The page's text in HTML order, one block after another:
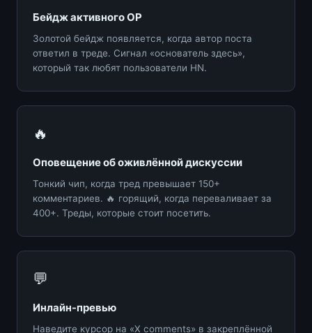
Бейдж активного OP
Золотой бейдж появляется, когда автор поста
ответил в треде. Сигнал «основатель здесь»,
который так любят пользователи HN.
🔥
Оповещение об оживлённой дискуссии
Тонкий чип, когда тред превышает 150+
комментариев. 🔥 горящий, когда переваливает за
400+. Треды, которые стоит посетить.
💬
Инлайн-превью
Наведите курсор на «X comments» в закреплённой